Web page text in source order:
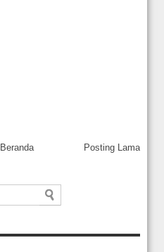
Posting Lama
Beranda